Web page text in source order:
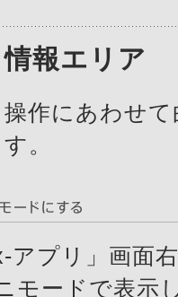
情報エリア
操作にあわせ
す。
アプリ」画面
モードで表示